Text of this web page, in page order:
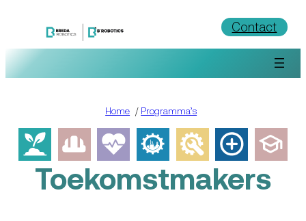
Contact
Home / Programma’s
Toekomstmakers